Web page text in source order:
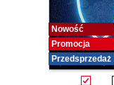
Nowość
Promocja
Przedsprzedaż